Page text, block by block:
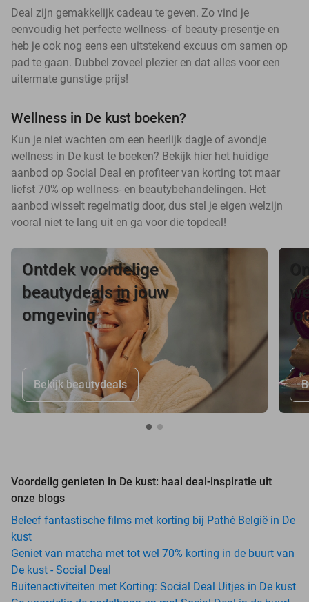
Deal zijn gemakkelijk cadeau te geven. Zo vind je
eenvoudig het perfecte wellness- of beauty-presentje en
heb je ook nog eens een uitstekend excuus om samen op
pad te gaan. Dubbel zoveel plezier en dat alles voor een
uitermate gunstige prijs!
Wellness in De kust boeken?
Kun je niet wachten om een heerlijk dagje of avondje
wellness in De kust te boeken? Bekijk hier het huidige
aanbod op Social Deal en profiteer van korting tot maar
liefst 70% op wellness- en beautybehandelingen. Het
aanbod wisselt regelmatig door, dus stel je eigen welzijn
vooral niet te lang uit en ga voor die topdeal!
Ontdek voordelige
beautydeals in jouw
omgeving
Bekijk beautydeals
Voordelig genieten in De kust: haal deal-inspiratie uit
onze blogs
Beleef fantastische films met korting bij Pathé België in De
kust
Geniet van matcha met tot wel 70% korting in de buurt van
De kust - Social Deal
Buitenactiviteiten met Korting: Social Deal Uitjes in De kust